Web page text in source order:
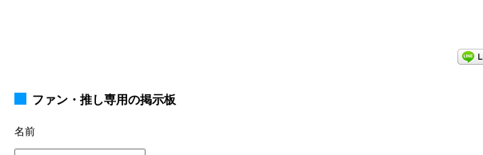
ファン・推し専用の掲示板
名前